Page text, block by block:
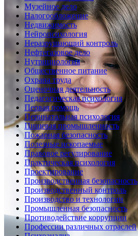
Музейное дело
Налогообложение
Недвижимость
Нейропсихология
Неразрушающий контроль
Нефтегазовое дело
Нутрициология
Общественное питание
Охрана труда
Оценочная деятельность
Педагогическая психология
Первая помощь
Перинатальная психология
Пищевая промышленность
Пожарная безопасность
Полезные ископаемые
Правовое регулирование
Практическая психология
Проектирование
Производственная безопасность
Производственный контроль
Производство и технологии
Промышленная безопасность
Противодействие коррупции
Профессии различных отраслей